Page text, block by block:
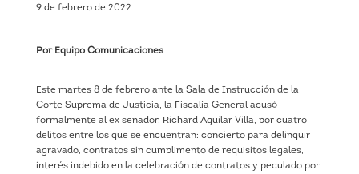
9 de febrero de 2022
Por Equipo Comunicaciones
Este martes 8 de febrero ante la Sala de Instrucción de la
Corte Suprema de Justicia, la Fiscalía General acusó
formalmente al ex senador, Richard Aguilar Villa, por cuatro
delitos entre los que se encuentran: concierto para delinquir
agravado, contratos sin cumplimento de requisitos legales,
interés indebido en la celebración de contratos y peculado por